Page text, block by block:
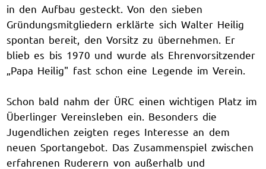
in den Aufbau gesteckt. Von den sieben
Gründungsmitgliedern erklärte sich Walter Heilig
spontan bereit, den Vorsitz zu übernehmen. Er
blieb es bis 1970 und wurde als Ehrenvorsitzender
„Papa Heilig" fast schon eine Legende im Verein.
Schon bald nahm der ÜRC einen wichtigen Platz im
Überlinger Vereinsleben ein. Besonders die
Jugendlichen zeigten reges Interesse an dem
neuen Sportangebot. Das Zusammenspiel zwischen
erfahrenen Ruderern von außerhalb und